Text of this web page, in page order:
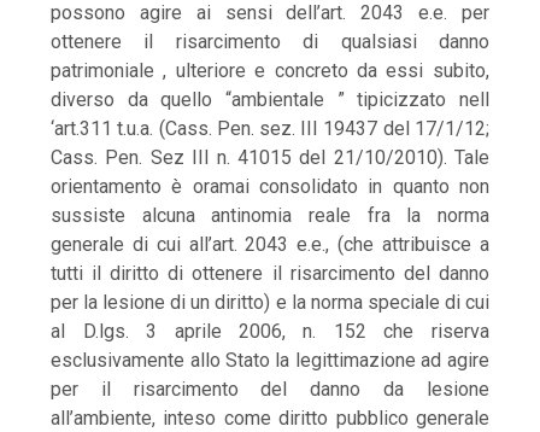
possono agire ai sensi dell’art. 2043 e.e. per
ottenere il risarcimento di qualsiasi danno
patrimoniale , ulteriore e concreto da essi subito,
diverso da quello “ambientale ” tipicizzato nell
‘art.311 t.u.a. (Cass. Pen. sez. III 19437 del 17/1/12;
Cass. Pen. Sez III n. 41015 del 21/10/2010). Tale
orientamento è oramai consolidato in quanto non
sussiste alcuna antinomia reale fra la norma
generale di cui all’art. 2043 e.e., (che attribuisce a
tutti il diritto di ottenere il risarcimento del danno
per la lesione di un diritto) e la norma speciale di cui
al D.lgs. 3 aprile 2006, n. 152 che riserva
esclusivamente allo Stato la legittimazione ad agire
per il risarcimento del danno da lesione
all’ambiente, inteso come diritto pubblico generale